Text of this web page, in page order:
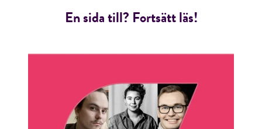
En sida till? Fortsätt läs!